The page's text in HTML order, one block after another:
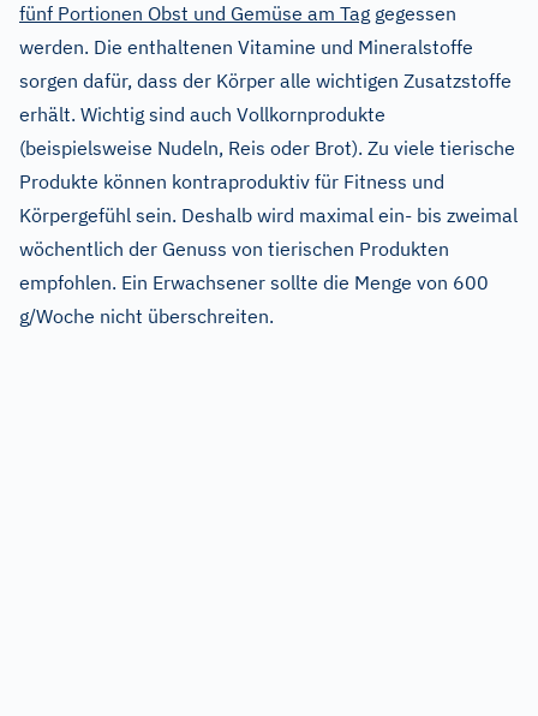
fünf Portionen Obst und Gemüse am Tag gegessen
werden. Die enthaltenen Vitamine und Mineralstoffe
sorgen dafür, dass der Körper alle wichtigen Zusatzstoffe
erhält. Wichtig sind auch Vollkornprodukte
(beispielsweise Nudeln, Reis oder Brot). Zu viele tierische
Produkte können kontraproduktiv für Fitness und
Körpergefühl sein. Deshalb wird maximal ein- bis zweimal
wöchentlich der Genuss von tierischen Produkten
empfohlen. Ein Erwachsener sollte die Menge von 600
g/Woche nicht überschreiten.